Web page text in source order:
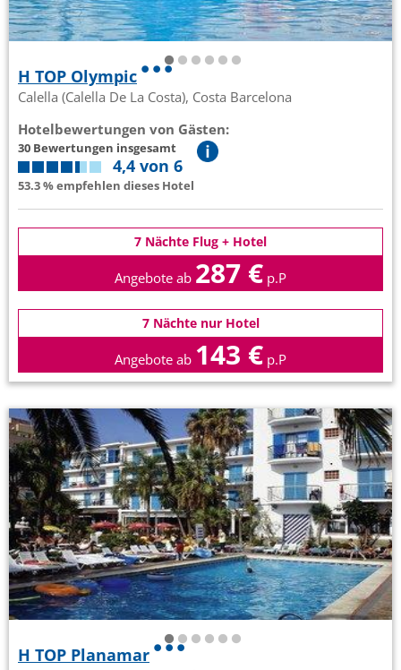
H TOP Olympic
Calella (Calella De La Costa), Costa Barcelona
Hotelbewertungen von Gästen:
30 Bewertungen insgesamt
4,4 von 6
53.3 % empfehlen dieses Hotel
7 Nächte Flug + Hotel
Angebote ab 287 € p.P
7 Nächte nur Hotel
Angebote ab 143 € p.P
H TOP Planamar